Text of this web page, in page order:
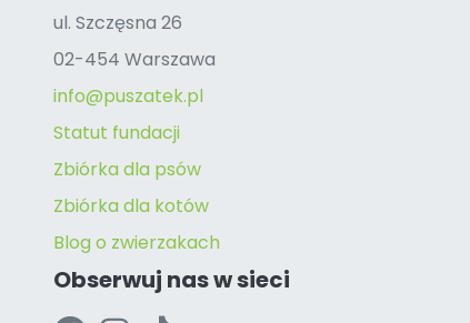
ul. Szczęsna 26
02-454 Warszawa
info@puszatek.pl
Statut fundacji
Zbiórka dla psów
Zbiórka dla kotów
Blog o zwierzakach
Obserwuj nas w sieci